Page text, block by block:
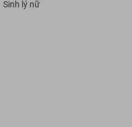
Sinh lý nữ